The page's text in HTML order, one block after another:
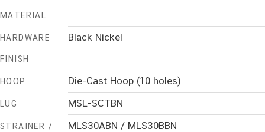
MATERIAL
HARDWARE
FINISH
Black Nickel
HOOP Die-Cast Hoop (10 holes)
LUG MSL-SCTBN
STRAINER / MLS30ABN / MLS30BBN